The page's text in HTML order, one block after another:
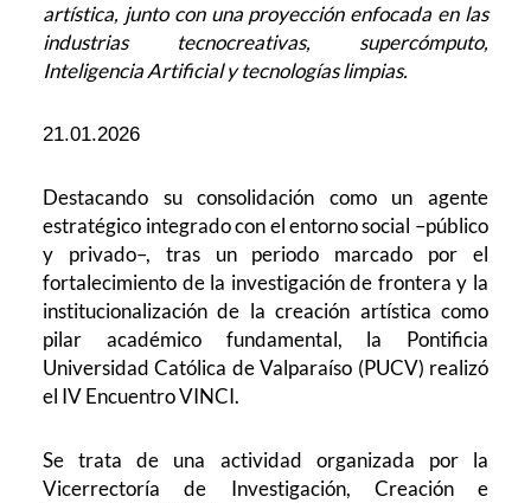
artística, junto con una proyección enfocada en las
industrias tecnocreativas, supercómputo,
Inteligencia Artificial y tecnologías limpias.
21.01.2026
Destacando su consolidación como un agente
estratégico integrado con el entorno social –público
y privado–, tras un periodo marcado por el
fortalecimiento de la investigación de frontera y la
institucionalización de la creación artística como
pilar académico fundamental, la Pontificia
Universidad Católica de Valparaíso (PUCV) realizó
el IV Encuentro VINCI.
Se trata de una actividad organizada por la
Vicerrectoría de Investigación, Creación e